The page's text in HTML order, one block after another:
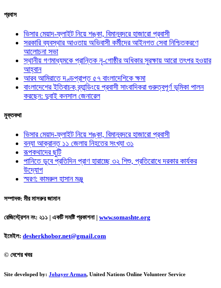
প্রবাস
ভিসার মেয়াদ-ফ্লাইট নিয়ে শঙ্কা, বিমানবন্দরে হাজারো প্রবাসী
সরকারি ব্যবস্থার আওতায় অভিবাসী কর্মীদের আইনগত সেবা নিশ্চিতকরণে
আলোচনা সভা
স্থানীয় গণমাধ্যমকে প্রান্তিক নৃ-গোষ্ঠীর অধিকার সুরক্ষায় আরো তৎপর হওয়ার
আহ্বান
আরব আমিরাতে দণ্ডপ্রাপ্ত ৫৭ বাংলাদেশিকে ক্ষমা
বাংলাদেশের ইতিবাচক ব্র্যান্ডিংয়ে প্রবাসী সাংবাদিকরা গুরুত্বপূর্ণ ভূমিকা পালন
করছেন: দুবাই কনসাল জেনারেল
মুক্তকথা
ভিসার মেয়াদ-ফ্লাইট নিয়ে শঙ্কা, বিমানবন্দরে হাজারো প্রবাসী
বন্যা আক্রান্ত ১১ জেলায় নিহতের সংখ্যা ৩১
রূপকথাদের ছুটি
পানিতে ডুবে প্রতিদিন প্রাণ হারাচ্ছে ৩২ শিশু, প্রতিরোধে দরকার কার্যকর
উদ্যোগ
স্মরণ: কামরুল হাসান মঞ্জু
সম্পাদক: মীর মাসরুর জামান
রেজিস্ট্রেশন নং: ২১১ | একটি সমষ্টি প্রকাশনা | www.somashte.org
ইমেইল: desherkhobor.net@gmail.com
© দেশের খবর
Site developed by: Jobayer Arman, United Nations Online Volunteer Service